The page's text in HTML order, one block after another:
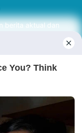
berita aktual dan
yang tepat.